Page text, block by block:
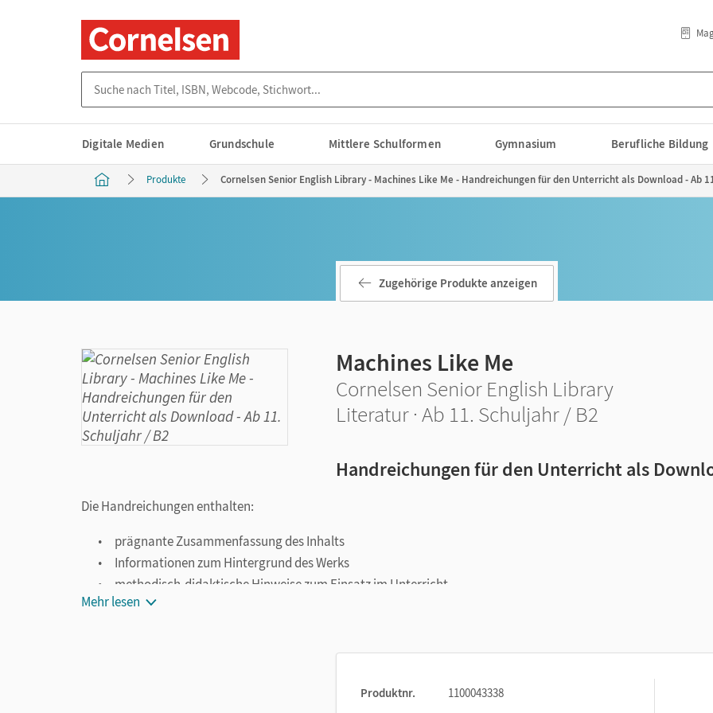
Digitale Medien Grundschule Mittlere Schulformen Gymnasium Berufliche Bildung
Produkte Cornelsen Senior English Library - Machines Like Me - Handreichungen für den Unterricht als Download - Ab
Zugehörige Produkte anzeigen
Machines Like Me
Cornelsen Senior English Library
Literatur · Ab 11. Schuljahr / B2
Handreichungen für den Unterricht als
Die Handreichungen enthalten:
prägnante Zusammenfassung des Inhalts
Informationen zum Hintergrund des Werks
methodisch-didaktische Hinweise zum Einsatz im Unterricht
vielfältige Aufgaben zu unterschiedlichen Kompetenzbereichen
Mehr lesen
Produktnr.
1100043338